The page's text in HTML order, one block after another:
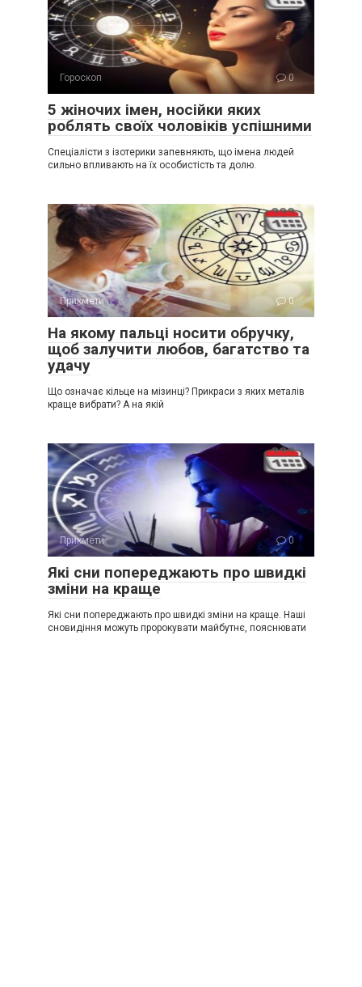
Гороскоп 0
5 жіночих імен, носійки яких
роблять своїх чоловіків успішними
Спеціалісти з ізотерики запевняють, що імена людей
сильно впливають на їх особистість та долю.
Прикмети 0
На якому пальці носити обручку,
щоб залучити любов, багатство та
удачу
Що означає кільце на мізинці? Прикраси з яких металів
краще вибрати? А на якій
Прикмети 0
Які сни попереджають про швидкі
зміни на краще
Які сни попереджають про швидкі зміни на краще. Наші
сновидіння можуть пророкувати майбутнє, пояснювати